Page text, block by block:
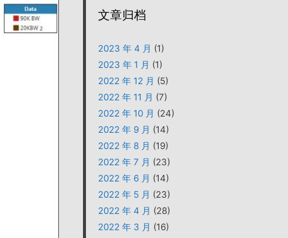
文章归档
2023 年 4 月 (1)
2023 年 1 月 (1)
2022 年 12 月 (5)
2022 年 11 月 (7)
2022 年 10 月 (24)
2022 年 9 月 (14)
2022 年 8 月 (19)
2022 年 7 月 (23)
2022 年 6 月 (14)
2022 年 5 月 (23)
2022 年 4 月 (28)
2022 年 3 月 (16)